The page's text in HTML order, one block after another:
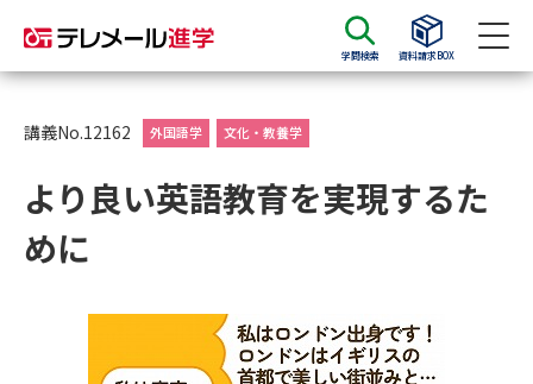
学問検索 資料請求BOX
資料請求
大学・短大の資料種類から請求
総合型選抜・学校推薦型選抜 募
大学入学共通テスト利用選抜の
募集要項＆願書
講義No.12162 外国語学 文化・教養学
より良い英語教育を実現するた
めに